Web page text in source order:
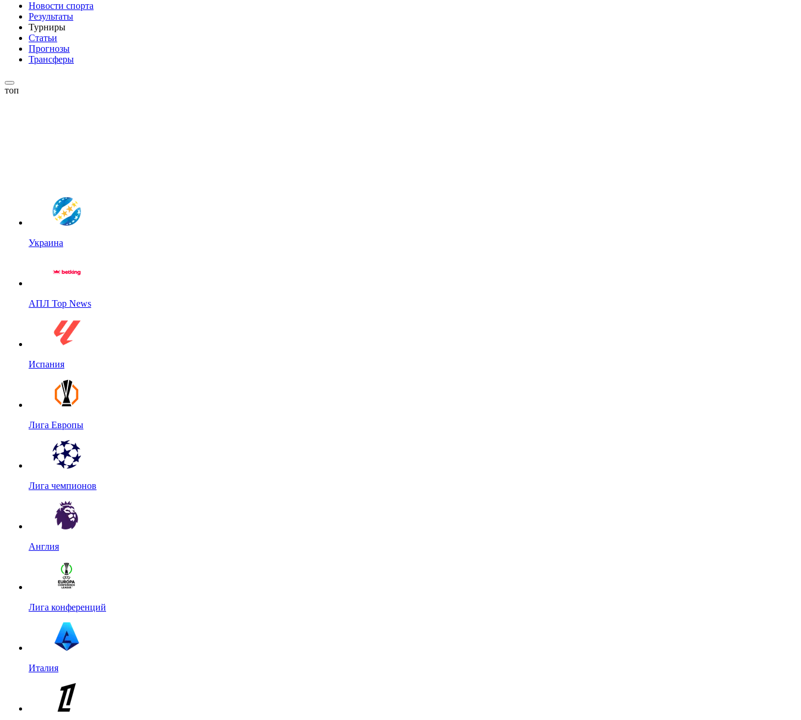
Новости спорта
Результаты
Турниры
Статьи
Прогнозы
Трансферы
топ
Украина
АПЛ Top News
Испания
Лига Европы
Лига чемпионов
Англия
Лига конференций
Италия